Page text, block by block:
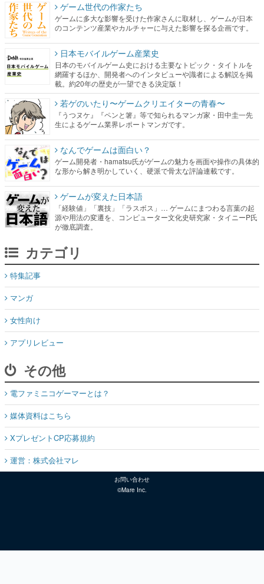
ゲーム世代の作家たち
ゲームに多大な影響を受けた作家さんに取材し、ゲームが日本
のコンテンツ産業やカルチャーに与えた影響を探る企画です。
日本モバイルゲーム産業史
日本のモバイルゲーム史における主要なトピック・タイトルを
網羅するほか、開発者へのインタビューや識者による解説を掲
載。約20年の歴史が一望できる決定版！
若ゲのいたり〜ゲームクリエイターの青春〜
『うつヌケ』『ペンと箸』等で知られるマンガ家・田中圭一先
生によるゲーム業界レポートマンガです。
なんでゲームは面白い？
ゲーム開発者・hamatsu氏がゲームの魅力を画面や操作の具体的
な形から解き明かしていく、硬派で骨太な評論連載です。
ゲームが変えた日本語
「経験値」「裏技」「ラスボス」… ゲームにまつわる言葉の起
源や用法の変遷を、コンピューター文化史研究家・タイニーP氏
が徹底調査。
カテゴリ
特集記事
マンガ
女性向け
アプリレビュー
その他
電ファミニコゲーマーとは？
媒体資料はこちら
XプレゼントCP応募規約
運営：株式会社マレ
お問い合わせ
©Mare Inc.